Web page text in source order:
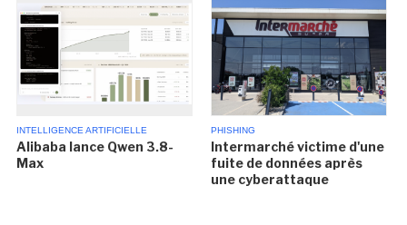
INTELLIGENCE ARTIFICIELLE
Alibaba lance Qwen 3.8-
Max
PHISHING
Intermarché victime d'une
fuite de données après
une cyberattaque